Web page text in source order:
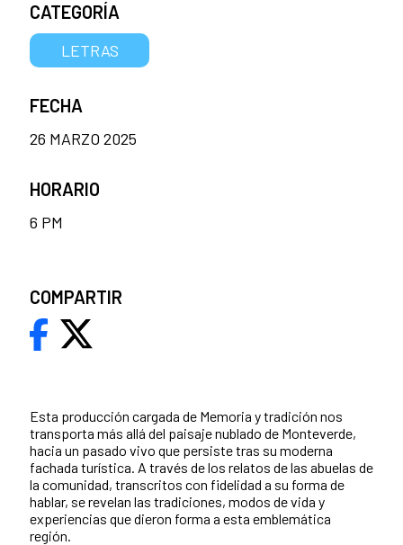
Esta producción cargada de Memoria y tradición nos
transporta más allá del paisaje nublado de Monteverde,
hacia un pasado vivo que persiste tras su moderna
fachada turística. A través de los relatos de las abuelas de
la comunidad, transcritos con fidelidad a su forma de
hablar, se revelan las tradiciones, modos de vida y
experiencias que dieron forma a esta emblemática
región.
CATEGORÍA
LETRAS
FECHA
26 MARZO 2025
HORARIO
6 PM
COMPARTIR